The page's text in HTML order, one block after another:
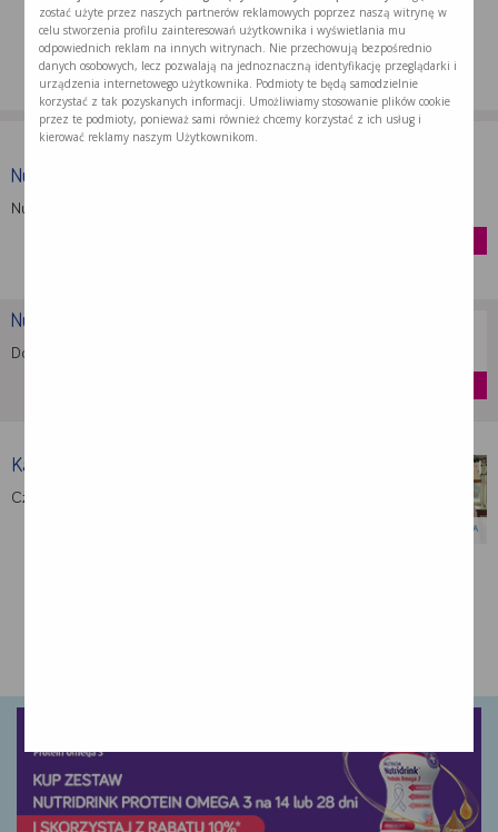
Nutridrink Protein Omega 3
Nutridrink Protein Omega 3 to doustny …
Nutridrink Protein
Dostarcza energię, białko i inne składniki …
Kalkulator Białka dla pacjentów …
Czy wiesz ile białka powinieneś spożywać …
zostać użyte przez naszych partnerów reklamowych poprzez naszą witrynę w
celu stworzenia profilu zainteresowań użytkownika i wyświetlania mu
odpowiednich reklam na innych witrynach. Nie przechowują bezpośrednio
danych osobowych, lecz pozwalają na jednoznaczną identyfikację przeglądarki i
urządzenia internetowego użytkownika. Podmioty te będą samodzielnie
korzystać z tak pozyskanych informacji. Umożliwiamy stosowanie plików cookie
przez te podmioty, ponieważ sami również chcemy korzystać z ich usług i
kierować reklamy naszym Użytkownikom.